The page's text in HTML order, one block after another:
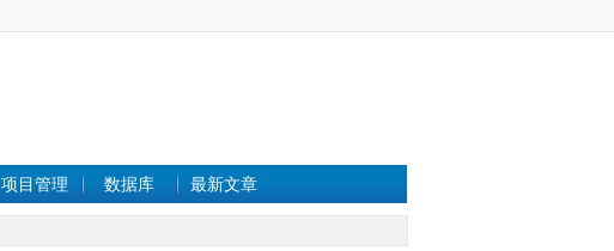
项目管理 数据库 最新文章